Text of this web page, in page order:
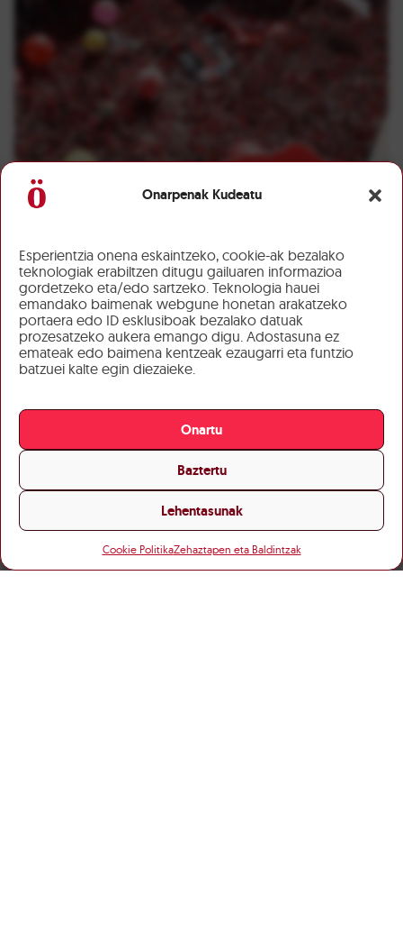
Onarpenak Kudeatu
Esperientzia onena eskaintzeko, cookie-ak bezalako
teknologiak erabiltzen ditugu gailuaren informazioa
gordetzeko eta/edo sartzeko. Teknologia hauei
emandako baimenak webgune honetan arakatzeko
portaera edo ID esklusiboak bezalako datuak
prozesatzeko aukera emango digu. Adostasuna ez
emateak edo baimena kentzeak ezaugarri eta funtzio
batzuei kalte egin diezaieke.
Onartu
Baztertu
Lehentasunak
Cookie PolitikaZehaztapen eta Baldintzak